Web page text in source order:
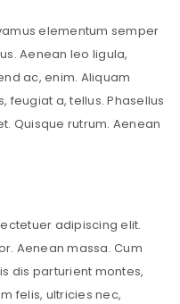
elementum semper
Aenean leo ligula,
ac, enim. Aliquam
feugiat a, tellus. Phasellus
Quisque rutrum. Aenean
adipiscing elit.
Aenean massa. Cum
dis parturient montes,
felis, ultricies nec,